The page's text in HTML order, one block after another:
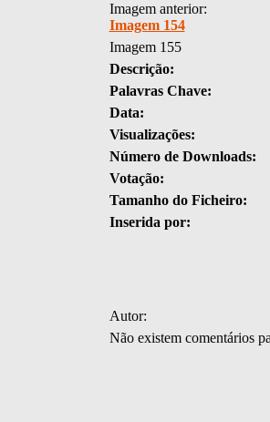
Imagem anterior:
Imagem 154
Imagem 155
Descrição:
Palavras Chave:
Data:
Visualizações:
Número de Downloads:
Votação:
Tamanho do Ficheiro:
Inserida por:
Autor:
Não existem comentários